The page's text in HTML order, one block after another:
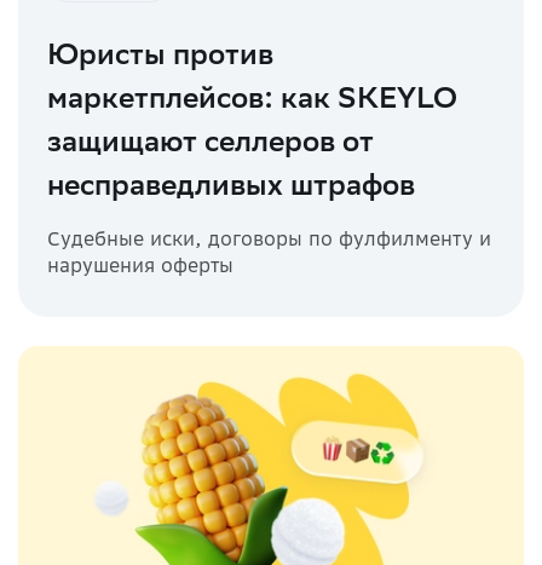
Юристы против
маркетплейсов: как SKEYLO
защищают селлеров от
несправедливых штрафов
Судебные иски, договоры по фулфилменту и
нарушения оферты